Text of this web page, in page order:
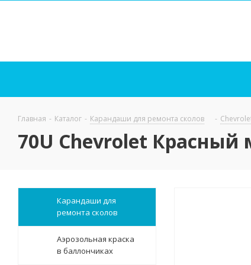
Главная - Каталог - Карандаши для ремонта сколов -
70U Chevrolet Красный
Карандаши для
ремонта сколов
Аэрозольная краска
в баллончиках